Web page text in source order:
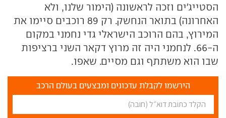
הסטייג'ים וזכה לראשונה (הימור שלנו, ולא
האחרונה) בתואר הנחשק. רק 89 רוכבים סיימו את
המירוץ, בהם הרוכב הישראלי גדי נחמני במקום
ה-66. לנחמני היה זה מרוץ דקאר השני ברציפות
שבו הוא משתתף וגם מסיים. שאפו.
הירשמו לקבלת עדכונים ומבצעים בעולם הרכב